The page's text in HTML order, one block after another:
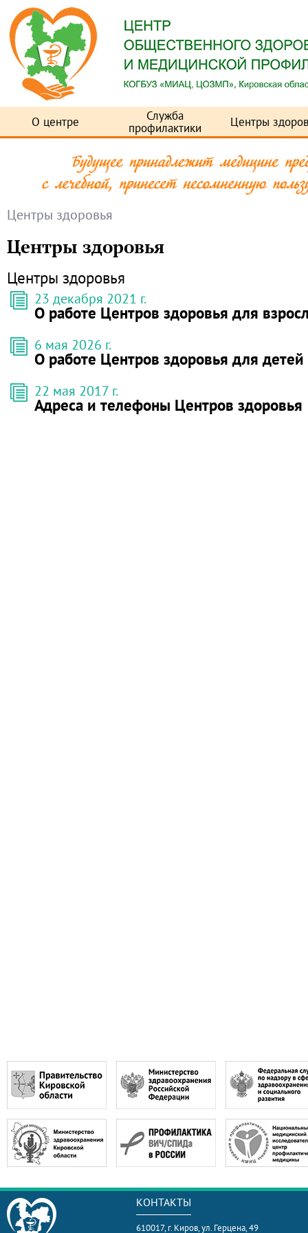
О центре
Служба
профилактики
Центры
Центры здоровья
Центры здоровья
Центры здоровья
23 декабря 2021 г.
О работе Центров здоровья для
6 мая 2026 г.
О работе Центров здоровья для детей
22 мая 2017 г.
Адреса и телефоны Центров здоровья
КОНТАКТЫ
610017, г. Киров, ул. Герцена, 49